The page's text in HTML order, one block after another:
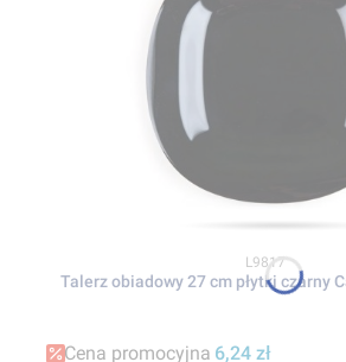
Kod produktu
L9817
Talerz obiadowy 27 cm płytki czarny
Cena promocyjna 6,24 zł